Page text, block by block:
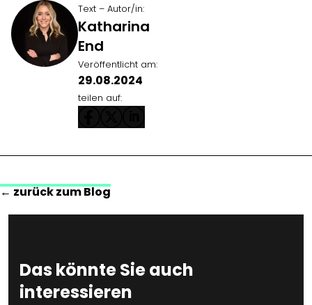
Text – Autor/in:
Katharina
End
Veröffentlicht am:
29.08.2024
teilen auf:
← zurück zum Blog
Das könnte Sie auch
interessieren